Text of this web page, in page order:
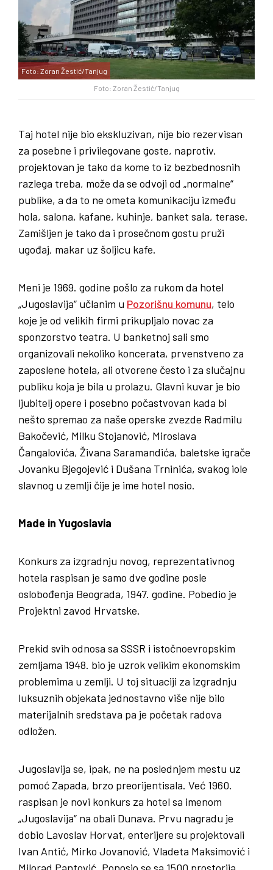
Foto: Zoran Žestić/Tanjug
Foto: Zoran Žestić/Tanjug
Taj hotel nije bio ekskluzivan, nije bio rezervisan
za posebne i privilegovane goste, naprotiv,
projektovan je tako da kome to iz bezbednosnih
razlega treba, može da se odvoji od „normalne“
publike, a da to ne ometa komunikaciju između
hola, salona, kafane, kuhinje, banket sala, terase.
Zamišljen je tako da i prosečnom gostu pruži
ugođaj, makar uz šoljicu kafe.
Meni je 1969. godine pošlo za rukom da hotel
„Jugoslavija“ učlanim u Pozorišnu komunu, telo
koje je od velikih firmi prikupljalo novac za
sponzorstvo teatra. U banketnoj sali smo
organizovali nekoliko koncerata, prvenstveno za
zaposlene hotela, ali otvorene često i za slučajnu
publiku koja je bila u prolazu. Glavni kuvar je bio
ljubitelj opere i posebno počastvovan kada bi
nešto spremao za naše operske zvezde Radmilu
Bakočević, Milku Stojanović, Miroslava
Čangalovića, Živana Saramandića, baletske igrače
Jovanku Bjegojević i Dušana Trninića, svakog iole
slavnog u zemlji čije je ime hotel nosio.
Made in Yugoslavia
Konkurs za izgradnju novog, reprezentativnog
hotela raspisan je samo dve godine posle
oslobođenja Beograda, 1947. godine. Pobedio je
Projektni zavod Hrvatske.
Prekid svih odnosa sa SSSR i istočnoevropskim
zemljama 1948. bio je uzrok velikim ekonomskim
problemima u zemlji. U toj situaciji za izgradnju
luksuznih objekata jednostavno više nije bilo
materijalnih sredstava pa je početak radova
odložen.
Jugoslavija se, ipak, ne na poslednjem mestu uz
pomoć Zapada, brzo preorijentisala. Već 1960.
raspisan je novi konkurs za hotel sa imenom
„Jugoslavija“ na obali Dunava. Prvu nagradu je
dobio Lavoslav Horvat, enterijere su projektovali
Ivan Antić, Mirko Jovanović, Vladeta Maksimović i